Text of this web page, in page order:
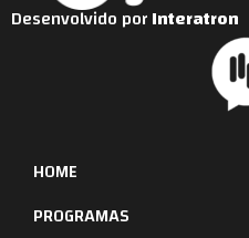
HOME
PROGRAMAS
Desenvolvido porInteratron